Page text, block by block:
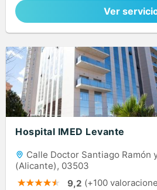
Ver
Hospital IMED Levante
Calle Doctor Santiago Ramón
(Alicante), 03503
9,2 (+100